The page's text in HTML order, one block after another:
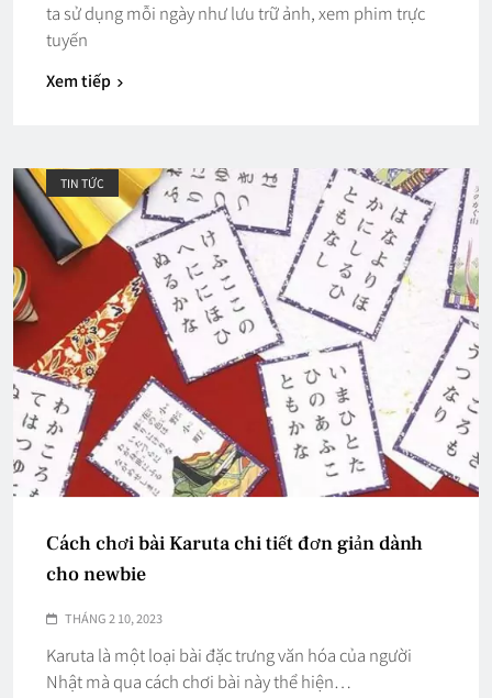
ta sử dụng mỗi ngày như lưu trữ ảnh, xem phim trực
tuyến
Xem tiếp
TIN TỨC
Cách chơi bài Karuta chi tiết đơn giản dành
cho newbie
THÁNG 2 10, 2023
Karuta là một loại bài đặc trưng văn hóa của người
Nhật mà qua cách chơi bài này thể hiện…